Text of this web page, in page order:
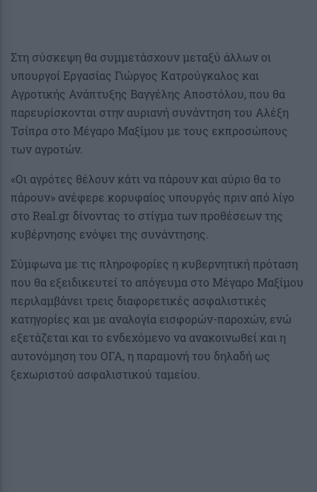
Στη σύσκεψη θα συμμετάσχουν μεταξύ άλλων οι
υπουργοί Εργασίας Γιώργος Κατρούγκαλος και
Αγροτικής Ανάπτυξης Βαγγέλης Αποστόλου, που θα
παρευρίσκονται στην αυριανή συνάντηση του Αλέξη
Τσίπρα στο Μέγαρο Μαξίμου με τους εκπροσώπους
των αγροτών.
«Οι αγρότες θέλουν κάτι να πάρουν και αύριο θα το
πάρουν» ανέφερε κορυφαίος υπουργός πριν από λίγο
στο Real.gr δίνοντας το στίγμα των προθέσεων της
κυβέρνησης ενόψει της συνάντησης.
Σύμφωνα με τις πληροφορίες η κυβερνητική πρόταση
που θα εξειδικευτεί το απόγευμα στο Μέγαρο Μαξίμου
περιλαμβάνει τρεις διαφορετικές ασφαλιστικές
κατηγορίες και με αναλογία εισφορών-παροχών, ενώ
εξετάζεται και το ενδεχόμενο να ανακοινωθεί και η
αυτονόμηση του ΟΓΑ, η παραμονή του δηλαδή ως
ξεχωριστού ασφαλιστικού ταμείου.